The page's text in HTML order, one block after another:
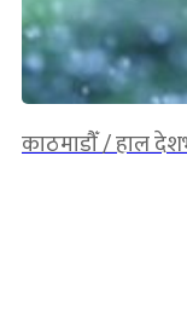
काठमाडौँ / हाल